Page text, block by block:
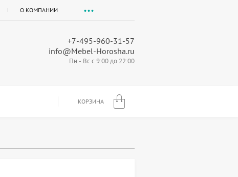
О КОМПАНИИ
+7-495-960-31-57
info@Mebel-Horosha.ru
Пн - Вс с 9:00 до 22:00
КОРЗИНА